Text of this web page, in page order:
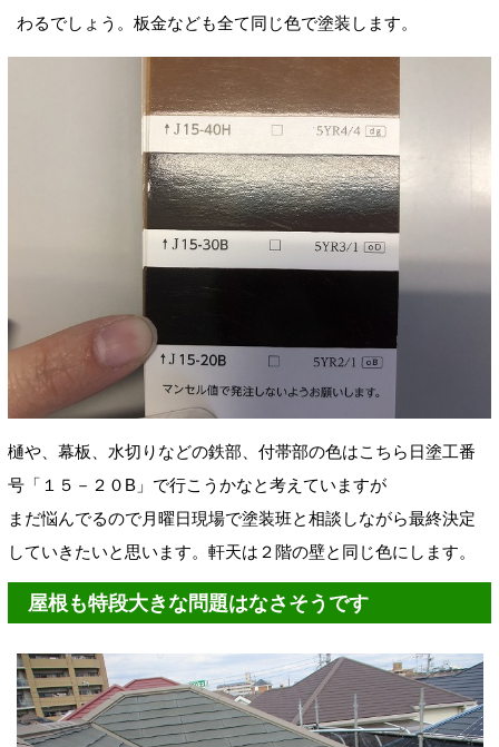
わるでしょう。板金なども全て同じ色で塗装します。
樋や、幕板、水切りなどの鉄部、付帯部の色はこちら日塗工番
号「１５－２０B」で行こうかなと考えていますが
まだ悩んでるので月曜日現場で塗装班と相談しながら最終決定
していきたいと思います。軒天は２階の壁と同じ色にします。
屋根も特段大きな問題はなさそうです